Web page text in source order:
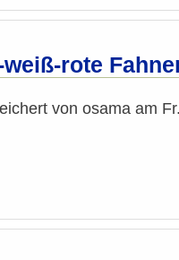
weiß-rote
von osamaam